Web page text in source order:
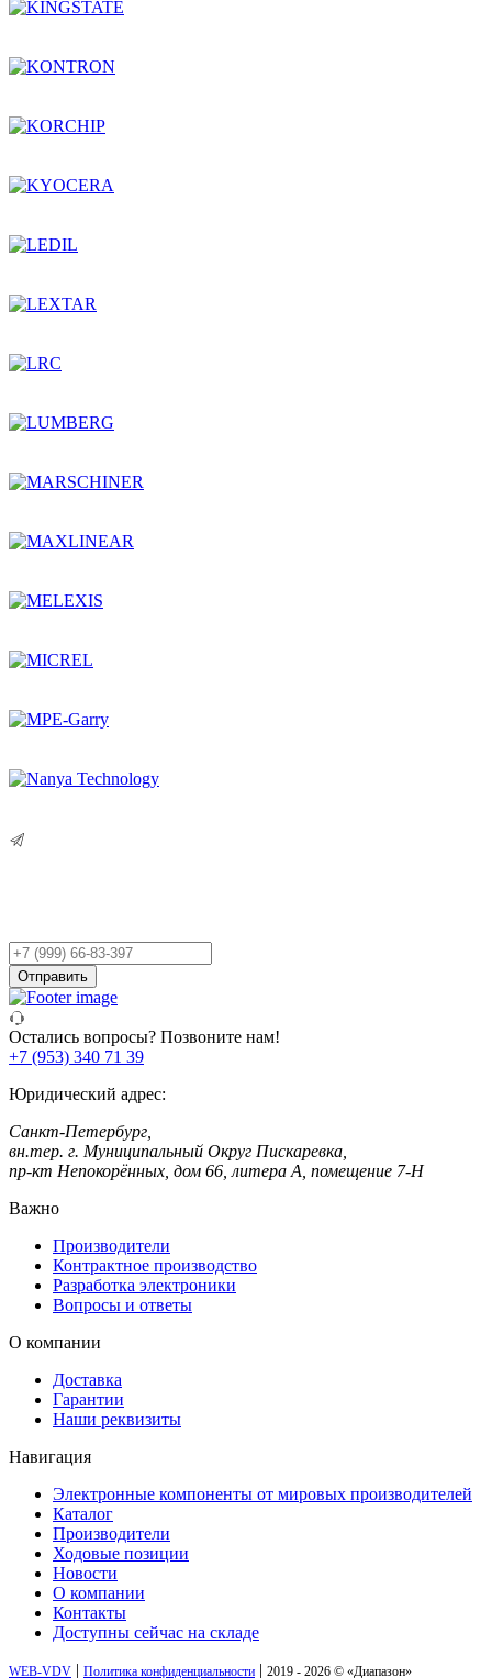
Ваш
телефон
Отправить
Остались вопросы? Позвоните нам!
+7 (953) 340 71 39
Юридический адрес:
Санкт-Петербург,
вн.тер. г. Муниципальный Округ Пискаревка,
пр-кт Непокорённых, дом 66, литера А, помещение 7-Н
Важно
Производители
Контрактное производство
Разработка электроники
Вопросы и ответы
О компании
Доставка
Гарантии
Наши реквизиты
Навигация
Электронные компоненты от мировых производителей
Каталог
Производители
Ходовые позиции
Новости
О компании
Контакты
Доступны сейчас на складе
WEB-VDV | Политика конфиденциальности | 2019 - 2026 © «Диапазон»